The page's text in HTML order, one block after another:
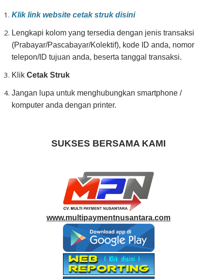
Klik link website cetak struk disini
Lengkapi kolom yang tersedia dengan jenis transaksi
(Prabayar/Pascabayar/Kolektif), kode ID anda, nomor
telepon/ID tujuan anda, beserta tanggal transaksi.
KlikCetak Struk
Jangan lupa untuk menghubungkan smartphone /
komputer anda dengan printer.
SUKSES BERSAMA KAMI
www.multipaymentnusantara.com